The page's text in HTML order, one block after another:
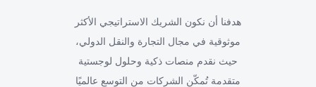
هدفنا أن نكون الشريك الاستراتيجي الأكثر
موثوقية في مجال التجارة والنقل الدولي،
حيث نقدم منصات ذكية وحلول لوجستية
متقدمة تُمكّن الشركات من التوسع عالميًا